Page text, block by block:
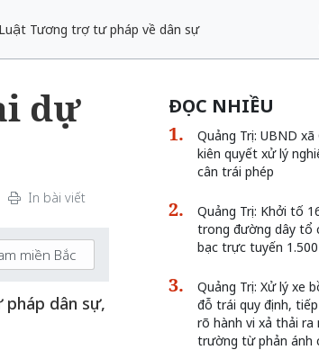
Tương trợ tư pháp về dân sự
dự
In bài viết
miền Bắc
dân sự,
ĐỌC NHIỀU
Quảng Trị: UBND xã
kiên quyết xử lý
cân trái phép
Quảng Trị: Khởi tố
trong đường dây tổ
bạc trực tuyến
Quảng Trị: Xử lý xe
đỗ trái quy định,
rõ hành vi xả thải ra
trường từ phản ánh